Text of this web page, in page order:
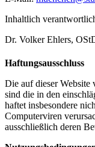
Inhaltlich
Dr. Volker Ehlers,
Haftungsausschluss
Die auf dieser Website
sind die in den
haftet insbesondere
Computerviren
ausschließlich deren